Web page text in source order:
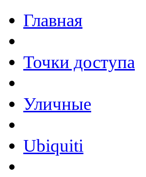
Главная
Точки доступа
Уличные
Ubiquiti